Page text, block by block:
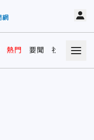
熱門 要聞 社會 娛樂